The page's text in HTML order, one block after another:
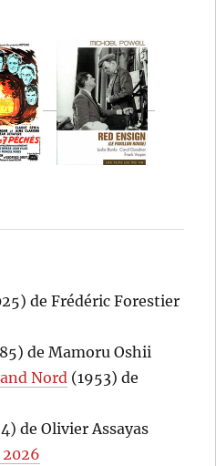
de Frédéric Forestier
de Mamoru Oshii
Nord (1953) de
de Olivier Assayas